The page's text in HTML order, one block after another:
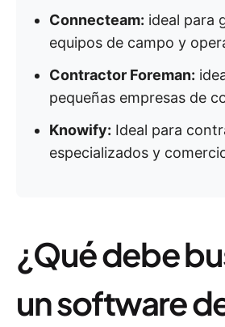
Connecteam: ideal para
equipos de campo y
Contractor Foreman:
pequeñas empresas de
Knowify: Ideal para
especializados y
¿Qué debe
un software